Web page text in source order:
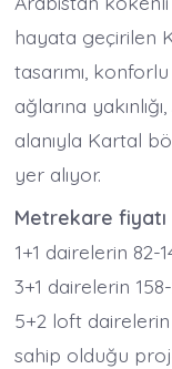
hayata geçirilen
tasarımı,
ağlarına
alanıyla Kartal
yer alıyor.
Metrekare fiyatı
1+1 dairelerin 82-
3+1 dairelerin
5+2 loft
sahip olduğu